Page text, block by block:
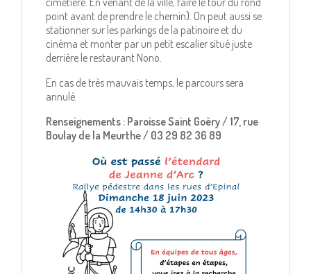
point avant de prendre le chemin). On peut aussi se
stationner sur les parkings de la patinoire et du
cinéma et monter par un petit escalier situé juste
derrière le restaurant Nono.
En cas de très mauvais temps, le parcours sera
annulé.
Renseignements : Paroisse Saint Goëry / 17, rue
Boulay de la Meurthe / 03 29 82 36 89